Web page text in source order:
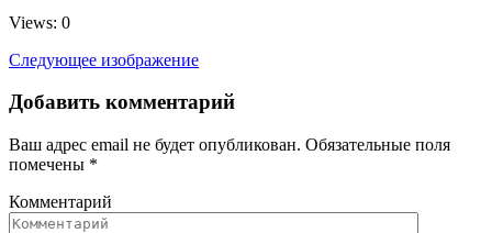
Views: 0
Следующее изображение
Добавить комментарий
Ваш адрес email не будет опубликован. Обязательные поля
помечены *
Комментарий